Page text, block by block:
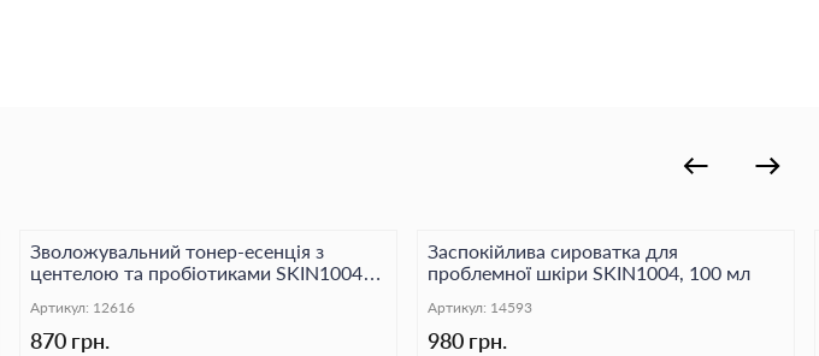
Зволожувальний тонер-есенція з
центелою та пробіотиками SKIN1004
Toner,210 мл
Артикул: 12616
870 грн.
Заспокійлива сироватка для
проблемної шкіри SKIN1004, 100 мл
Артикул: 14593
980 грн.